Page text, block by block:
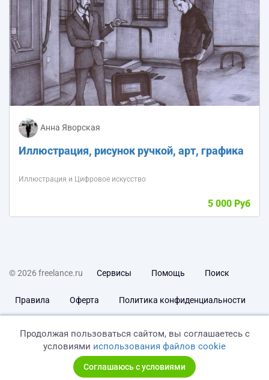
Анна Яворская
Иллюстрация, рисунок ручкой, арт, графика
Иллюстрация и Цифровое искусство
5 000 Руб
© 2026 freelance.ru Сервисы Помощь Поиск
Правила Оферта Политика конфиденциальности
Продолжая пользоваться сайтом, вы соглашаетесь с
условиями использования файлов cookie
Соглашаюсь с условиями